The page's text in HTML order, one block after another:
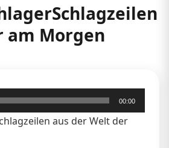
am Morgen
00:00
aus der Welt der